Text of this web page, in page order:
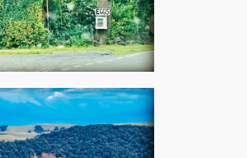
août 2023 – Dean
& Helen O'Connell :
morning ?